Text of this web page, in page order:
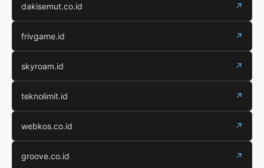
dakisemut.co.id ↗
frivgame.id ↗
skyroam.id ↗
teknolimit.id ↗
webkos.co.id ↗
groove.co.id ↗